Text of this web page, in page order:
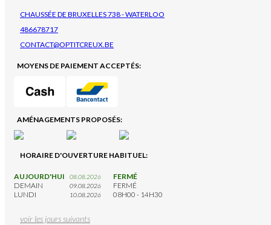
CHAUSSÉE DE BRUXELLES 738 - WATERLOO
486678717
CONTACT@OPTITCREUX.BE
MOYENS DE PAIEMENT ACCEPTÉS:
AMÉNAGEMENTS PROPOSÉS:
HORAIRE D'OUVERTURE HABITUEL:
AUJOURD'HUI 08.08.2026
FERMÉ
DEMAIN
09.08.2026
FERMÉ
LUNDI
10.08.2026 08H00 - 14H30
voir les jours suivants